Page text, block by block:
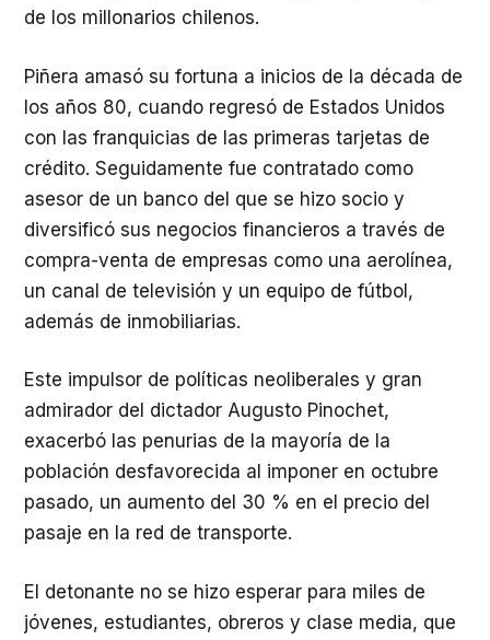
de los millonarios chilenos.
Piñera amasó su fortuna a inicios de la década de
los años 80, cuando regresó de Estados Unidos
con las franquicias de las primeras tarjetas de
crédito. Seguidamente fue contratado como
asesor de un banco del que se hizo socio y
diversificó sus negocios financieros a través de
compra-venta de empresas como una aerolínea,
un canal de televisión y un equipo de fútbol,
además de inmobiliarias.
Este impulsor de políticas neoliberales y gran
admirador del dictador Augusto Pinochet,
exacerbó las penurias de la mayoría de la
población desfavorecida al imponer en octubre
pasado, un aumento del 30 % en el precio del
pasaje en la red de transporte.
El detonante no se hizo esperar para miles de
jóvenes, estudiantes, obreros y clase media, que